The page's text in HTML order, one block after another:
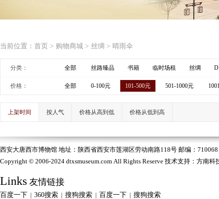
当前位置： 首页 > 购物商城 > 丝绸 > 晴雨伞
分类： 全部 丝路臻品 书籍 临时场租 丝绸
价格： 全部 0-100元 101-500元 501-1000元
上架时间 按人气 价格从高到低 价格从低到高
西安大唐西市博物馆 地址：陕西省西安市莲湖区劳动南路118号 邮编：
Copyright © 2006-2024 dtxsmuseum.com All Rights Reserve 技术支持： 方南科
Links 友情链接
百度一下 360搜索 搜狗搜索 百度一下 搜狗搜索